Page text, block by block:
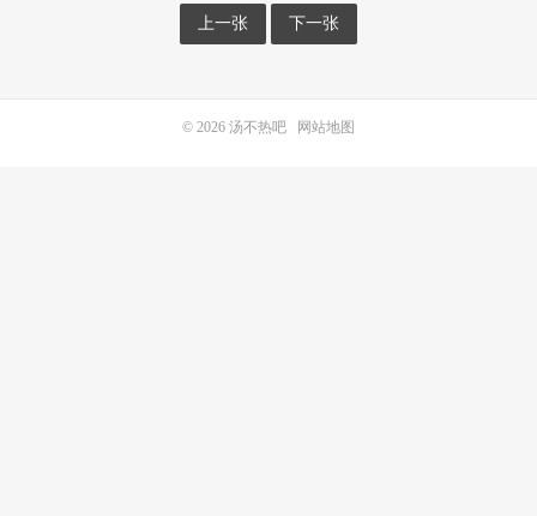
上一张 下一张
© 2026 汤不热吧 网站地图